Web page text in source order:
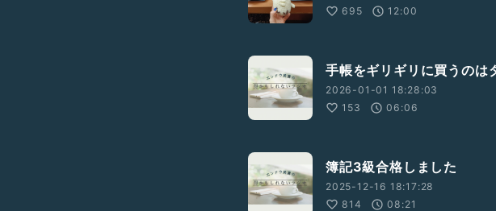
695
12:00
手帳をギリギリに買うのは
2026-01-01 18:28:03
153
06:06
簿記3級合格しました
2025-12-16 18:17:28
814
08:21